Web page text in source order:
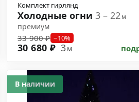
Комплект гирлянд
Холодные огни 3 – 22м
премиум
33 900 ₽ −10%
30 680 ₽ 3м
В наличии